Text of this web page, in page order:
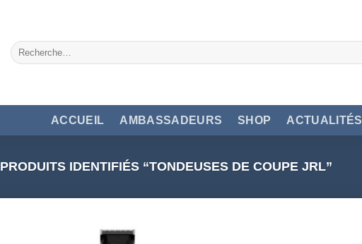
Recherche
pour :
ACCUEIL AMBASSADEURS SHOP ACTUALITÉS
PRODUITS IDENTIFIÉS “TONDEUSES DE COUPE JRL”